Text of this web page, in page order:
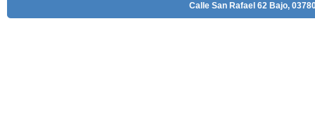
Calle San Rafael 62 Bajo,